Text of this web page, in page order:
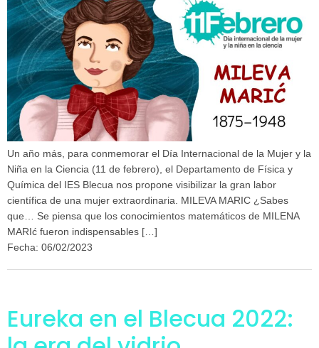
Un año más, para conmemorar el Día Internacional de la Mujer y la
Niña en la Ciencia (11 de febrero), el Departamento de Física y
Química del IES Blecua nos propone visibilizar la gran labor
científica de una mujer extraordinaria. MILEVA MARIC ¿Sabes
que… Se piensa que los conocimientos matemáticos de MILENA
MARIć fueron indispensables […]
Fecha: 06/02/2023
Eureka en el Blecua 2022: